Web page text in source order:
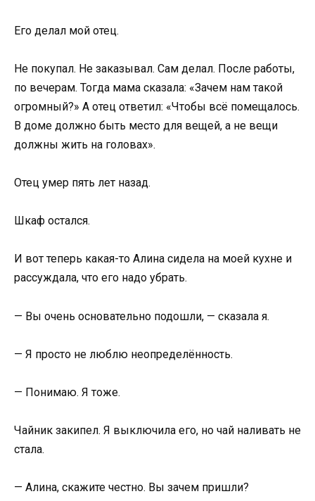
Его делал мой отец.
Не покупал. Не заказывал. Сам делал. После работы,
по вечерам. Тогда мама сказала: «Зачем нам такой
огромный?» А отец ответил: «Чтобы всё помещалось.
В доме должно быть место для вещей, а не вещи
должны жить на головах».
Отец умер пять лет назад.
Шкаф остался.
И вот теперь какая-то Алина сидела на моей кухне и
рассуждала, что его надо убрать.
— Вы очень основательно подошли, — сказала я.
— Я просто не люблю неопределённость.
— Понимаю. Я тоже.
Чайник закипел. Я выключила его, но чай наливать не
стала.
— Алина, скажите честно. Вы зачем пришли?